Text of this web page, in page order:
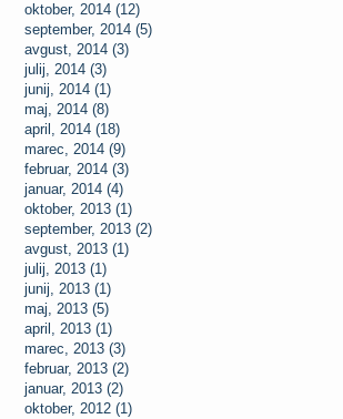
oktober, 2014 (12)
september, 2014 (5)
avgust, 2014 (3)
julij, 2014 (3)
junij, 2014 (1)
maj, 2014 (8)
april, 2014 (18)
marec, 2014 (9)
februar, 2014 (3)
januar, 2014 (4)
oktober, 2013 (1)
september, 2013 (2)
avgust, 2013 (1)
julij, 2013 (1)
junij, 2013 (1)
maj, 2013 (5)
april, 2013 (1)
marec, 2013 (3)
februar, 2013 (2)
januar, 2013 (2)
oktober, 2012 (1)